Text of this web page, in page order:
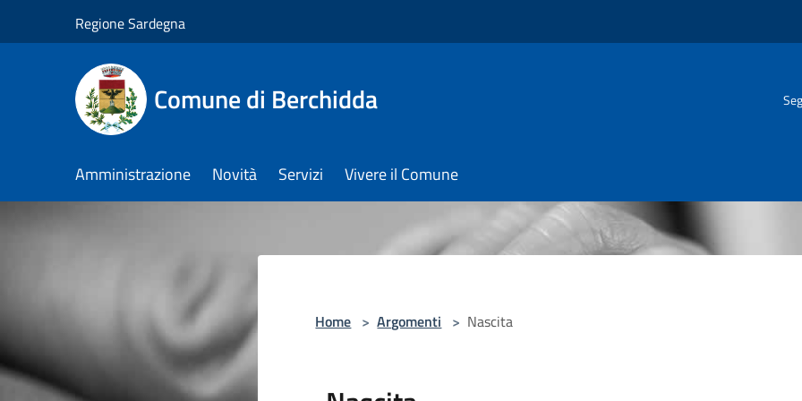
Regione Sardegna
Comune di Berchidda
Amministrazione Novità Servizi Vivere il Comune
Home > Argomenti > Nascita